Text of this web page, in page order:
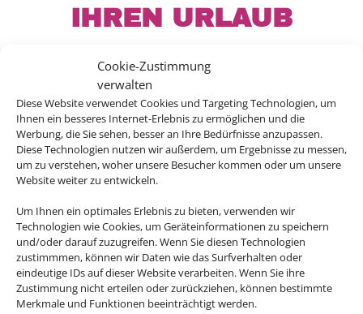
Cookie-Zustimmung
verwalten
Diese Website verwendet Cookies und Targeting Technologien, um
Ihnen ein besseres Internet-Erlebnis zu ermöglichen und die
Werbung, die Sie sehen, besser an Ihre Bedürfnisse anzupassen.
Diese Technologien nutzen wir außerdem, um Ergebnisse zu messen,
um zu verstehen, woher unsere Besucher kommen oder um unsere
Website weiter zu entwickeln.
Um Ihnen ein optimales Erlebnis zu bieten, verwenden wir
Technologien wie Cookies, um Geräteinformationen zu speichern
und/oder darauf zuzugreifen. Wenn Sie diesen Technologien
zustimmmen, können wir Daten wie das Surfverhalten oder
eindeutige IDs auf dieser Website verarbeiten. Wenn Sie ihre
Zustimmung nicht erteilen oder zurückziehen, können bestimmte
Merkmale und Funktionen beeinträchtigt werden.
IHREN URLAUB
Bei uns finden Sie Mietwagen für über 120
Länder und an mehr als 8.000 Stationen
weltweit. Egal ob Spanien, Italien, USA oder
Neuseeland – wir haben für jedes Reiseziel
das passende Mietwagen-Angebot für Sie.
